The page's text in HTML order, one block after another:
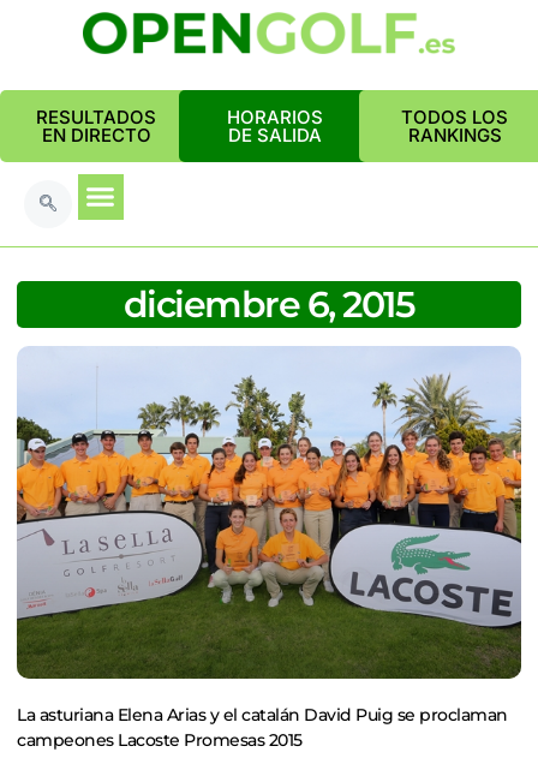
RESULTADOS
EN DIRECTO
HORARIOS
DE SALIDA
TODOS LOS
RANKINGS
diciembre 6, 2015
La asturiana Elena Arias y el catalán David Puig se proclaman
campeones Lacoste Promesas 2015